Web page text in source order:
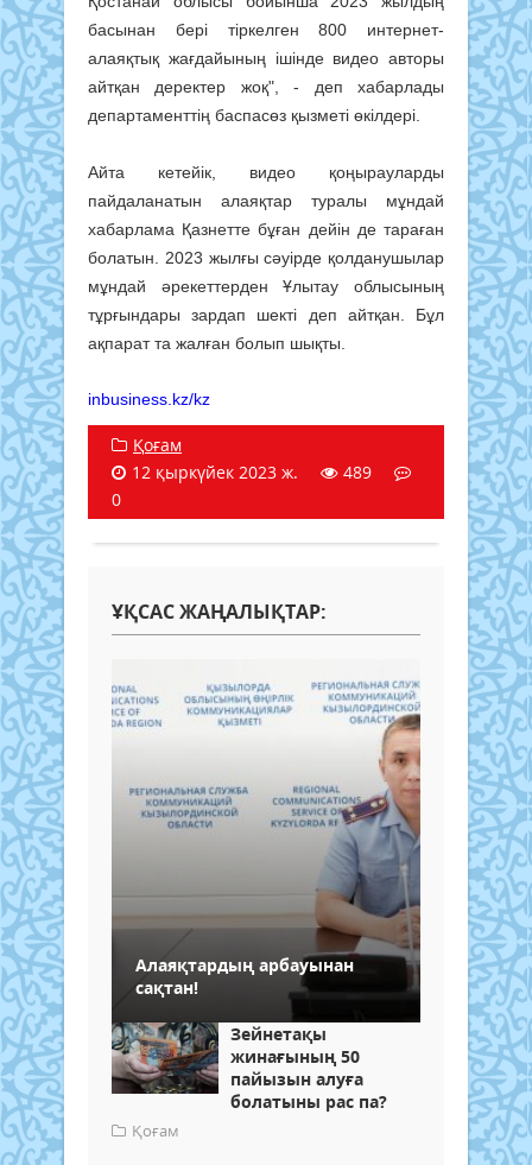
басынан бері тіркелген 800 интернет-
алаяқтық жағдайының ішінде видео авторы
айтқан деректер жоқ", - деп хабарлады
департаменттің баспасөз қызметі өкілдері.
Айта кетейік, видео қоңырауларды
пайдаланатын алаяқтар туралы мұндай
хабарлама Қазнетте бұған дейін де тараған
болатын. 2023 жылғы сәуірде қолданушылар
мұндай әрекеттерден Ұлытау облысының
тұрғындары зардап шекті деп айтқан. Бұл
ақпарат та жалған болып шықты.
inbusiness.kz/kz
Қоғам
12 қыркүйек 2023 ж.
489
0
ҰҚСАС ЖАҢАЛЫҚТАР:
Алаяқтардың арбауынан
сақтан!
Зейнетақы
жинағының 50
пайызын алуға
болатыны рас па?
Қоғам